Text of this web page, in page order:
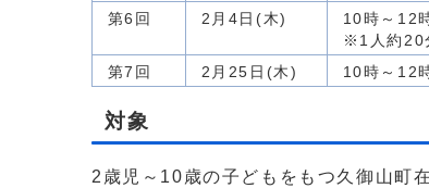
第6回 2月4日(木)
10時～12
※1人約20
第7回 2月25日(木) 10時～12
対象
2歳児～10歳の子どもをもつ久御山町